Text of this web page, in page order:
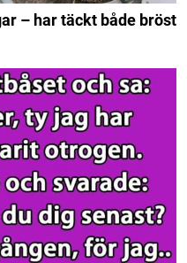
– har täckt både bröst